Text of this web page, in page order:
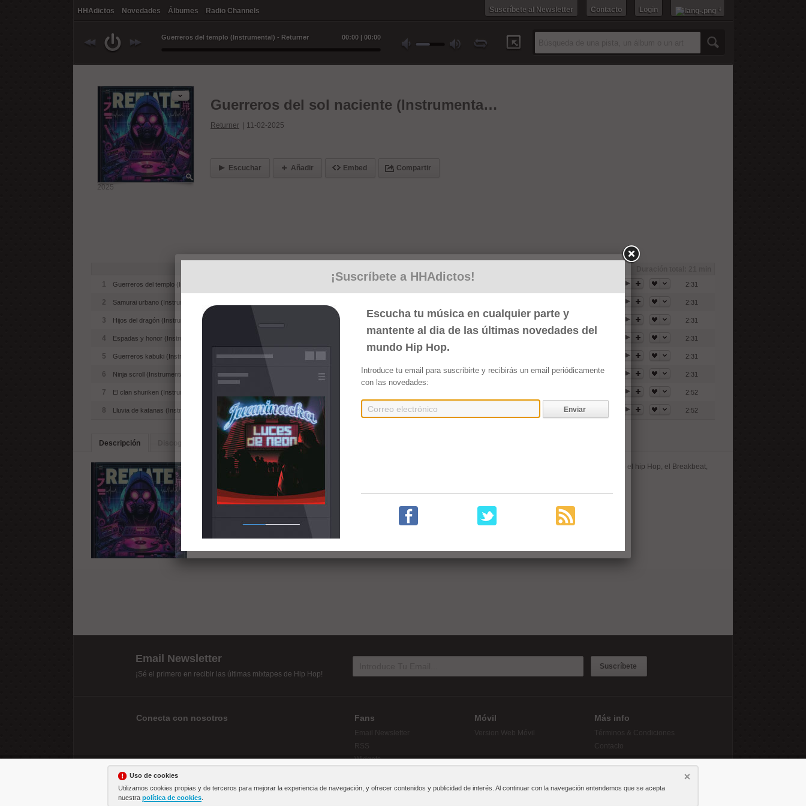
Uso de cookies
Utilizamos cookies propias y de terceros para mejorar la experiencia de navegación, y ofrecer contenidos y publicidad de interés. Al continuar con la navegación entendemos que se acepta
nuestra política de cookies
HHAdictos Novedades Álbumes Radio Channels Login
Contacto
Suscríbete al Newsletter
Guerreros del templo (Instrumental) - Returner 00:00 | 00:00
2025
Guerreros del sol naciente (Instrumentales)
Returner 11-02-2025
Escuchar Añadir Embed Compartir
1
Guerreros del templo (Instrumental) 2:31
2 Samurai urbano (Instrumental) 2:31
3 Hijos del dragón (Instrumental) 2:31
4 Espadas y honor (Instrumental) 2:31
5 Guerreros kabuki (Instrumental) 2:31
6 Ninja scroll (Instrumental) 2:31
7 El clan shuriken (Instrumental) 2:52
8 Lluvia de katanas (Instrumental) 2:52
Descripción Artistas Similares
Nuevo trabajo de Returner que nos trae en 2025, 8 nuevos bases libres de descarga fusionando como siempre varios estilos como el hip Hop, el Breakbeat,
el drum and Bass y música electrónica. Apoyad a los Artistas. Gracias
Email Newsletter
¡Sé el primero en recibir las últimas mixtapes de Hip Hop!
Suscríbete
Conecta con nosotros Fans
Email Newsletter
Widgets
Móvil
Version Web Móvil
Más info
Términos & Condiciones
Contacto
¡Suscríbete a HHAdictos!
Escucha tu música en cualquier parte y
mantente al dia de las últimas novedades del
mundo Hip Hop.
Introduce tu email para suscribirte y recibirás un email periódicamente
con las novedades:
Enviar